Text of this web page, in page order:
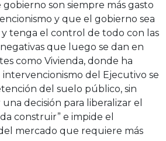
son siempre más gasto
y que el gobierno sea
tenga el control de todo con las
que luego se dan en
como Vivienda, donde ha
del Ejecutivo se
del suelo público, sin
decisión para liberalizar el
construir” e impide el
mercado que requiere más